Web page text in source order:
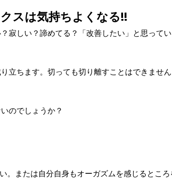
スは気持ちよくなる!!
寂しい？諦めてる？「改善したい」と思って
立ちます。切っても切り離すことはできませ
のでしょうか？
。または自分自身もオーガズムを感じるところ